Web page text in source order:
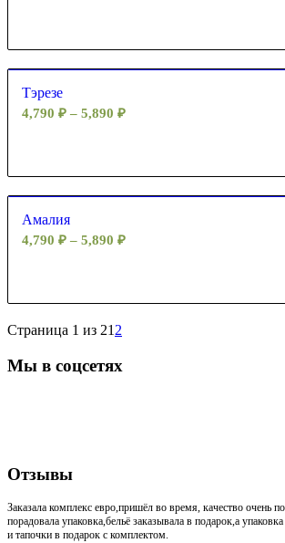
Тэрезе
4,790 ₽ – 5,890 ₽
Амалия
4,790 ₽ – 5,890 ₽
Страница 1 из 21 2
Мы в соцсетях
Отзывы
Заказала комплекс евро,пришёл во время, качество очень
порадовала упаковка,бельё заказывала в подарок,а
и тапочки в подарок с комплектом.